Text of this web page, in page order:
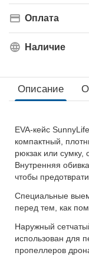
Оплата
Наличие
Описание
EVA-кейс
компактный,
рюкзак или сумку,
Внутренняя
чтобы
Cпециальные
перед тем, как
Наружный
использован для
пропеллеров